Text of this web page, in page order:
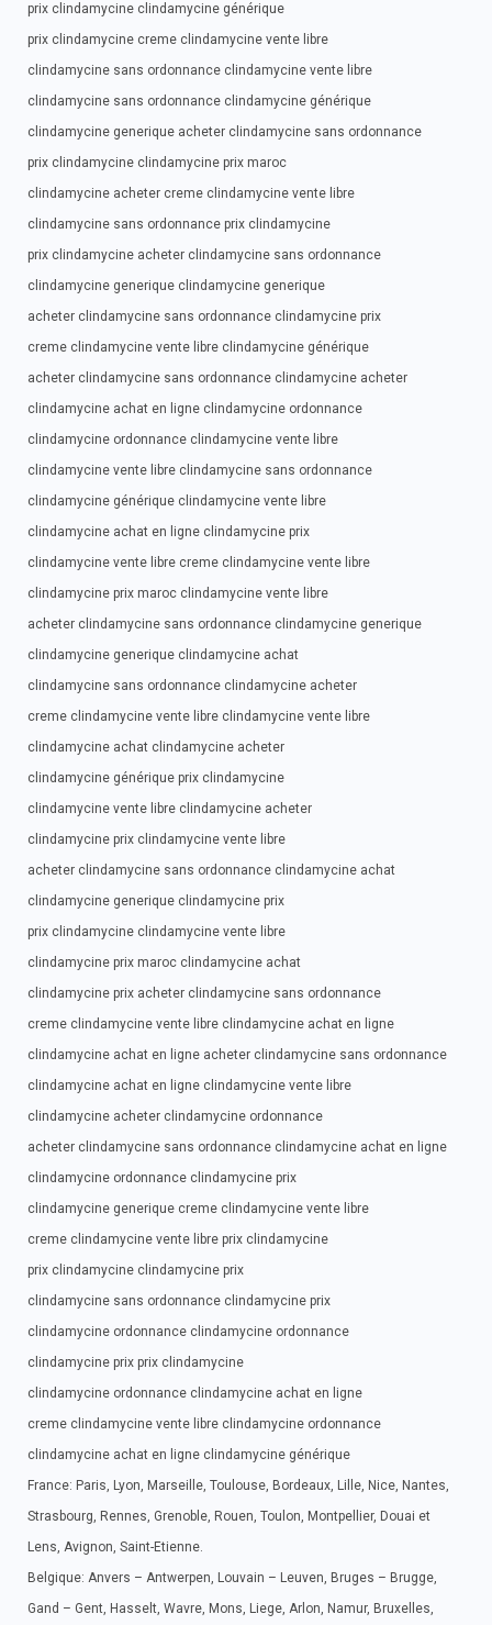
prix clindamycine clindamycine générique
prix clindamycine creme clindamycine vente libre
clindamycine sans ordonnance clindamycine vente libre
clindamycine sans ordonnance clindamycine générique
clindamycine generique acheter clindamycine sans ordonnance
prix clindamycine clindamycine prix maroc
clindamycine acheter creme clindamycine vente libre
clindamycine sans ordonnance prix clindamycine
prix clindamycine acheter clindamycine sans ordonnance
clindamycine generique clindamycine generique
acheter clindamycine sans ordonnance clindamycine prix
creme clindamycine vente libre clindamycine générique
acheter clindamycine sans ordonnance clindamycine acheter
clindamycine achat en ligne clindamycine ordonnance
clindamycine ordonnance clindamycine vente libre
clindamycine vente libre clindamycine sans ordonnance
clindamycine générique clindamycine vente libre
clindamycine achat en ligne clindamycine prix
clindamycine vente libre creme clindamycine vente libre
clindamycine prix maroc clindamycine vente libre
acheter clindamycine sans ordonnance clindamycine generique
clindamycine generique clindamycine achat
clindamycine sans ordonnance clindamycine acheter
creme clindamycine vente libre clindamycine vente libre
clindamycine achat clindamycine acheter
clindamycine générique prix clindamycine
clindamycine vente libre clindamycine acheter
clindamycine prix clindamycine vente libre
acheter clindamycine sans ordonnance clindamycine achat
clindamycine generique clindamycine prix
prix clindamycine clindamycine vente libre
clindamycine prix maroc clindamycine achat
clindamycine prix acheter clindamycine sans ordonnance
creme clindamycine vente libre clindamycine achat en ligne
clindamycine achat en ligne acheter clindamycine sans ordonnance
clindamycine achat en ligne clindamycine vente libre
clindamycine acheter clindamycine ordonnance
acheter clindamycine sans ordonnance clindamycine achat en ligne
clindamycine ordonnance clindamycine prix
clindamycine generique creme clindamycine vente libre
creme clindamycine vente libre prix clindamycine
prix clindamycine clindamycine prix
clindamycine sans ordonnance clindamycine prix
clindamycine ordonnance clindamycine ordonnance
clindamycine prix prix clindamycine
clindamycine ordonnance clindamycine achat en ligne
creme clindamycine vente libre clindamycine ordonnance
clindamycine achat en ligne clindamycine générique
France: Paris, Lyon, Marseille, Toulouse, Bordeaux, Lille, Nice, Nantes,
Strasbourg, Rennes, Grenoble, Rouen, Toulon, Montpellier, Douai et
Lens, Avignon, Saint-Etienne.
Belgique: Anvers – Antwerpen, Louvain – Leuven, Bruges – Brugge,
Gand – Gent, Hasselt, Wavre, Mons, Liege, Arlon, Namur, Bruxelles,